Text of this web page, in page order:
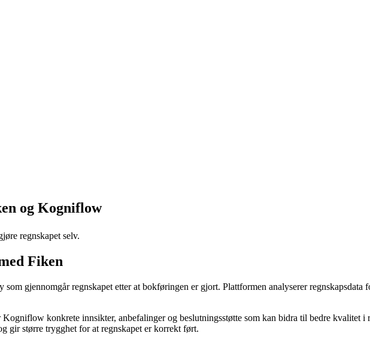
og Kogniflow
regnskapet selv.
Fiken
gjennomgår regnskapet etter at bokføringen er gjort. Plattformen analyserer
konkrete innsikter, anbefalinger og beslutningsstøtte som kan bidra til bedre kvalitet
gir større trygghet for at regnskapet er korrekt ført.